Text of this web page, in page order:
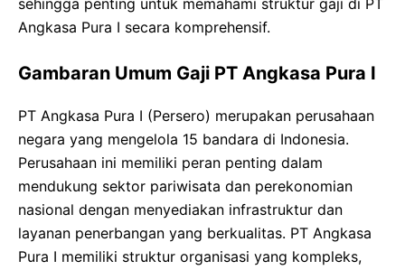
sehingga penting untuk memahami struktur gaji di PT
Angkasa Pura I secara komprehensif.
Gambaran Umum Gaji PT Angkasa Pura I
PT Angkasa Pura I (Persero) merupakan perusahaan
negara yang mengelola 15 bandara di Indonesia.
Perusahaan ini memiliki peran penting dalam
mendukung sektor pariwisata dan perekonomian
nasional dengan menyediakan infrastruktur dan
layanan penerbangan yang berkualitas. PT Angkasa
Pura I memiliki struktur organisasi yang kompleks,